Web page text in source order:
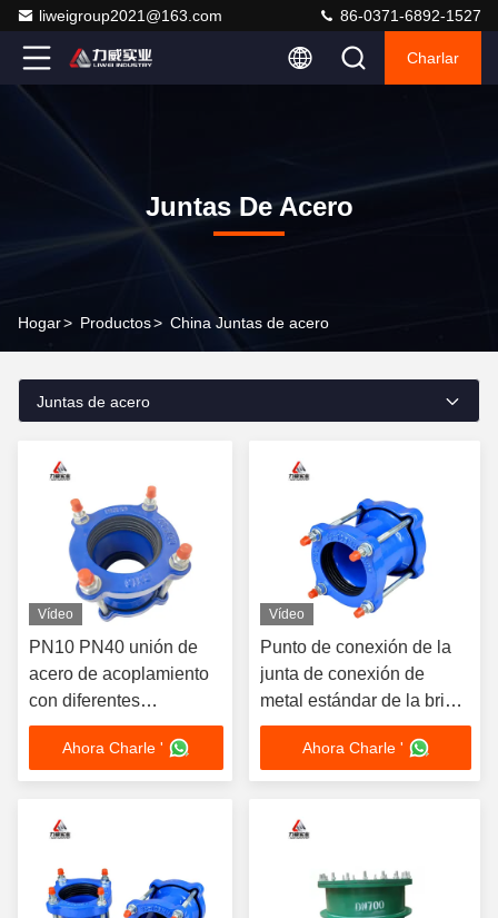
liweigroup2021@163.com 86-0371-6892-1527
Charlar
Juntas De Acero
Hogar> Productos> China Juntas de acero
Juntas de acero
Vídeo
PN10 PN40 unión de
acero de acoplamiento
con diferentes
configuraciones
Ahora Charle '
Vídeo
Punto de conexión de la
junta de conexión de
metal estándar de la brida
DIN PN10 de alta
resistencia y durabilidad
Ahora Charle '